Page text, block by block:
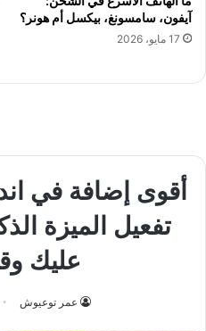
آيفون، سامسونغ، بيكسل أم هونر؟
17 مايو، 2026